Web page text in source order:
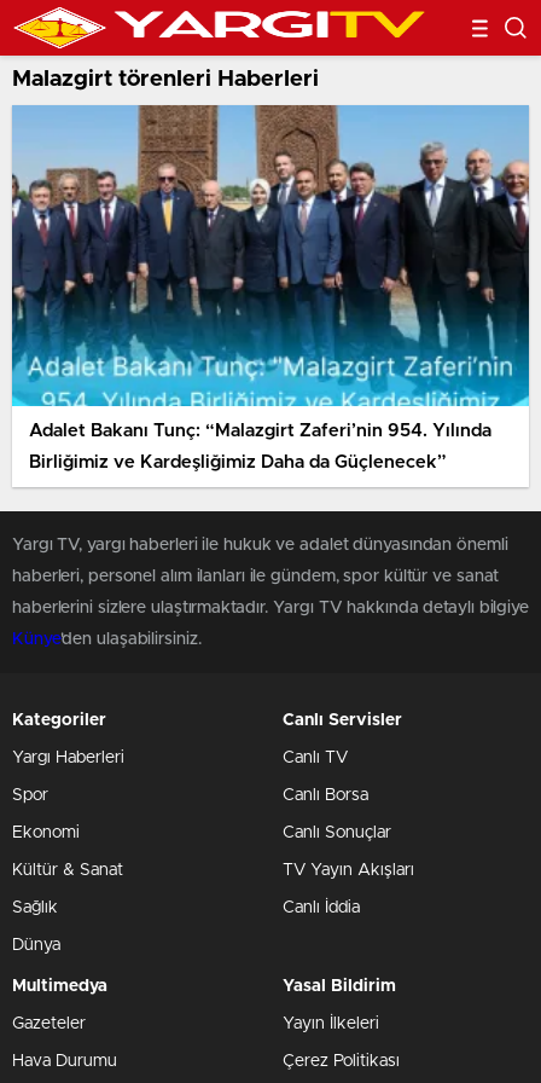
Malazgirt törenleri Haberleri
Adalet Bakanı Tunç: “Malazgirt Zaferi’nin 954. Yılında
Birliğimiz ve Kardeşliğimiz Daha da Güçlenecek”
Yargı TV, yargı haberleri ile hukuk ve adalet dünyasından önemli
haberleri, personel alım ilanları ile gündem, spor kültür ve sanat
haberlerini sizlere ulaştırmaktadır. Yargı TV hakkında detaylı bilgiye
Künye'den ulaşabilirsiniz.
Kategoriler
Yargı Haberleri
Spor
Ekonomi
Kültür & Sanat
Sağlık
Dünya
Canlı Servisler
Canlı TV
Canlı Borsa
Canlı Sonuçlar
TV Yayın Akışları
Canlı İddia
Multimedya
Gazeteler
Hava Durumu
Yasal Bildirim
Yayın İlkeleri
Çerez Politikası